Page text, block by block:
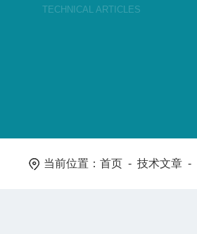
TECHNICAL ARTICLES
当前位置：首页 -技术文章 -